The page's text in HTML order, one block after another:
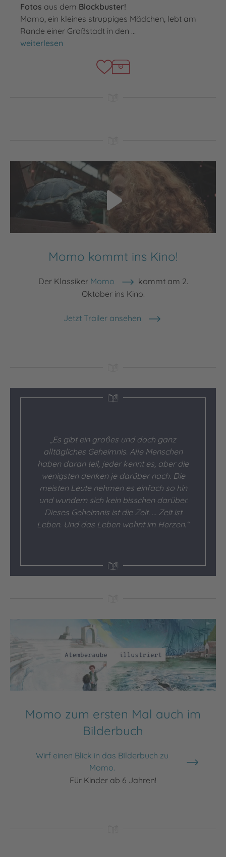
Fotos aus dem Blockbuster!
Momo, ein kleines struppiges Mädchen, lebt am
Rande einer Großstadt in den …
Momo
weiterlesen
Video abspielen
Momo kommt ins Kino!
Der Klassiker Momo
kommt am 2.
Oktober ins Kino.
Jetzt Trailer ansehen
„Es gibt ein großes und doch ganz
alltägliches Geheimnis. Alle Menschen
haben daran teil, jeder kennt es, aber die
wenigsten denken je darüber nach. Die
meisten Leute nehmen es einfach so hin
und wundern sich kein bisschen darüber.
Dieses Geheimnis ist die Zeit. … Zeit ist
Leben. Und das Leben wohnt im Herzen.“
Video abspielen
Momo zum ersten Mal auch im
Bilderbuch
Wirf einen Blick in das BIlderbuch zu
Momo.
Für Kinder ab 6 Jahren!